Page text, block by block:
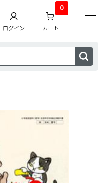
ログイン カート
0